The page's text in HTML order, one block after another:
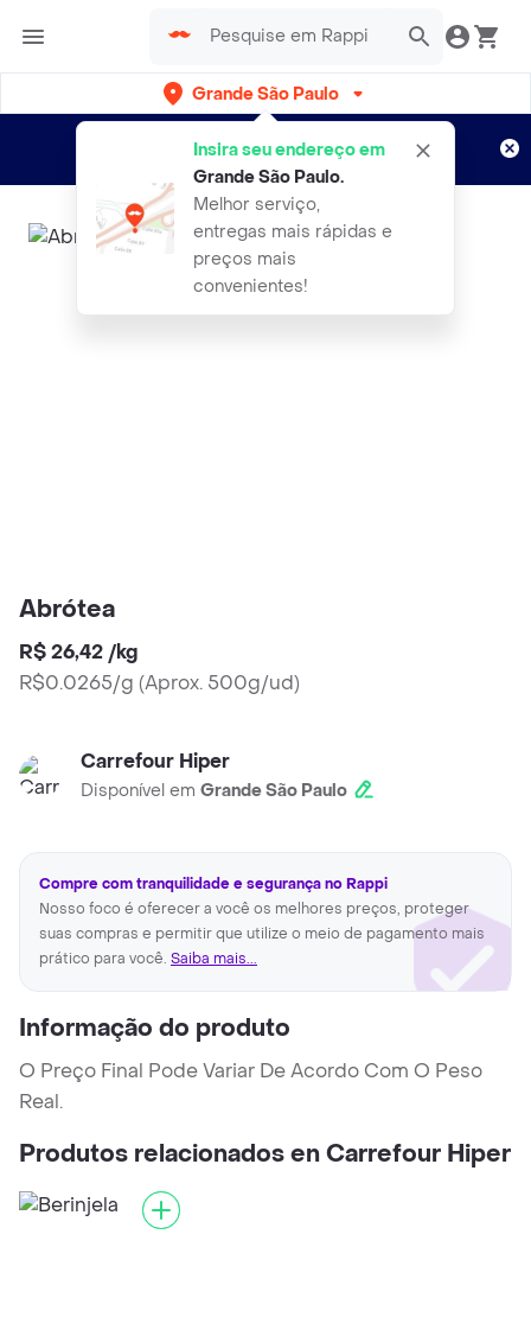
Grande São Paulo
Insira seu endereço em
Grande São Paulo.
Melhor serviço,
entregas mais rápidas e
preços mais
convenientes!
Entregas grátis por 15 dias!
Aplicam T&C
Abrótea
R$ 26,42 /kg
R$0.0265/g (Aprox. 500g/ud)
Carrefour Hiper
Disponível em Grande São Paulo
Compre com tranquilidade e segurança no Rappi
Nosso foco é oferecer a você os melhores preços, proteger
suas compras e permitir que utilize o meio de pagamento mais
prático para você. Saiba mais...
Informação do produto
O Preço Final Pode Variar De Acordo Com O Peso
Real.
Produtos relacionados en Carrefour Hiper